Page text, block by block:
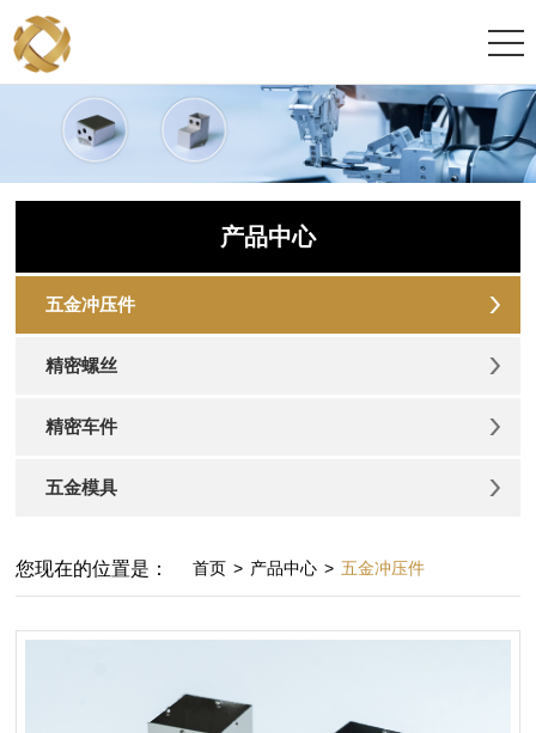
产品中心
五金冲压件
精密螺丝
精密车件
五金模具
您现在的位置是： 首页 > 产品中心 > 五金冲压件